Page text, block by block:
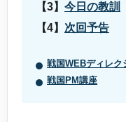
今日の教訓
次回予告
戦国WEBディレク
戦国PM講座